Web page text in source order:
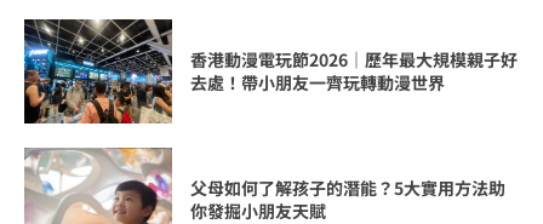
香港動漫電玩節2026｜歷年最大規模親子好
去處！帶小朋友一齊玩轉動漫世界
父母如何了解孩子的潛能？5大實用方法助
你發掘小朋友天賦